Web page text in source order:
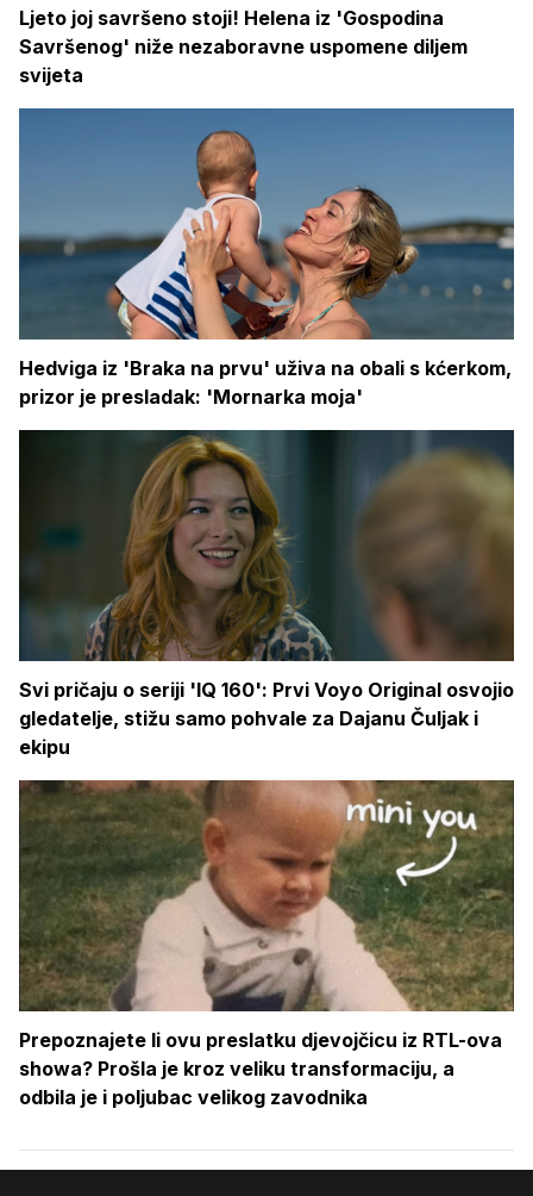
Ljeto joj savršeno stoji! Helena iz 'Gospodina
Savršenog' niže nezaboravne uspomene diljem
svijeta
Hedviga iz 'Braka na prvu' uživa na obali s kćerkom,
prizor je presladak: 'Mornarka moja'
Svi pričaju o seriji 'IQ 160': Prvi Voyo Original osvojio
gledatelje, stižu samo pohvale za Dajanu Čuljak i
ekipu
Prepoznajete li ovu preslatku djevojčicu iz RTL-ova
showa? Prošla je kroz veliku transformaciju, a
odbila je i poljubac velikog zavodnika